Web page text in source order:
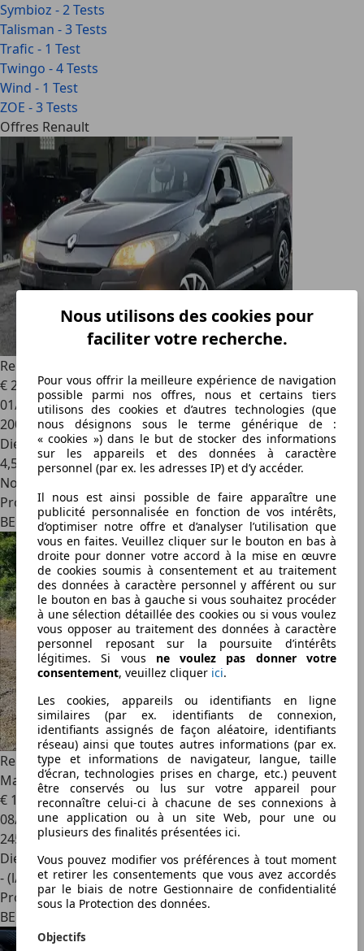
Nous utilisons des cookies pour
faciliter votre recherche.
Pour vous offrir la meilleure expérience de navigation
possible parmi nos offres, nous et certains tiers
utilisons des cookies et d’autres technologies (que
nous désignons sous le terme générique de :
« cookies ») dans le but de stocker des informations
sur les appareils et des données à caractère
personnel (par ex. les adresses IP) et d’y accéder.
Il nous est ainsi possible de faire apparaître une
publicité personnalisée en fonction de vos intérêts,
d’optimiser notre offre et d’analyser l’utilisation que
vous en faites. Veuillez cliquer sur le bouton en bas à
droite pour donner votre accord à la mise en œuvre
de cookies soumis à consentement et au traitement
des données à caractère personnel y afférent ou sur
le bouton en bas à gauche si vous souhaitez procéder
à une sélection détaillée des cookies ou si vous voulez
vous opposer au traitement des données à caractère
personnel reposant sur la poursuite d’intérêts
légitimes. Si vous ne voulez pas donner votre
consentement, veuillez cliquer ici.
Les cookies, appareils ou identifiants en ligne
similaires (par ex. identifiants de connexion,
identifiants assignés de façon aléatoire, identifiants
réseau) ainsi que toutes autres informations (par ex.
type et informations de navigateur, langue, taille
d’écran, technologies prises en charge, etc.) peuvent
être conservés ou lus sur votre appareil pour
reconnaître celui-ci à chacune de ses connexions à
une application ou à un site Web, pour une ou
plusieurs des finalités présentées ici.
Vous pouvez modifier vos préférences à tout moment
et retirer les consentements que vous avez accordés
par le biais de notre Gestionnaire de confidentialité
sous la Protection des données.
Objectifs
Symbioz - 2 Tests
Talisman - 3 Tests
Trafic - 1 Test
Twingo - 4 Tests
Wind - 1 Test
ZOE - 3 Tests
Offres Renault
Renault Megane
€ 2 600
01/2010
200 699 km
Diesel
4,5 l/100 km (mixte)
Nouveau
Professionnel
BE 6060
Renault Meganebreak 1.5dCi 106cv Airco/Cruise 1750€
Marchand
€ 1 750
08/2006
245 338 km
Diesel
- (l/100 km)
Professionnel
BE 6200